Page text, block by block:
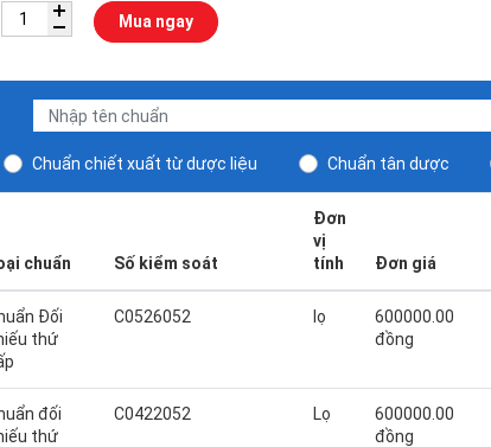
Mua ngay
Chuẩn chiết xuất từ dược liệu Chuẩn tân dược
chuẩn Số kiểm soát
Đơn
vị
tính
Đơn giá
Đối
thứ
C0526052 lọ
600000.00
đồng
đối
thứ
C0422052 Lọ
600000.00
đồng